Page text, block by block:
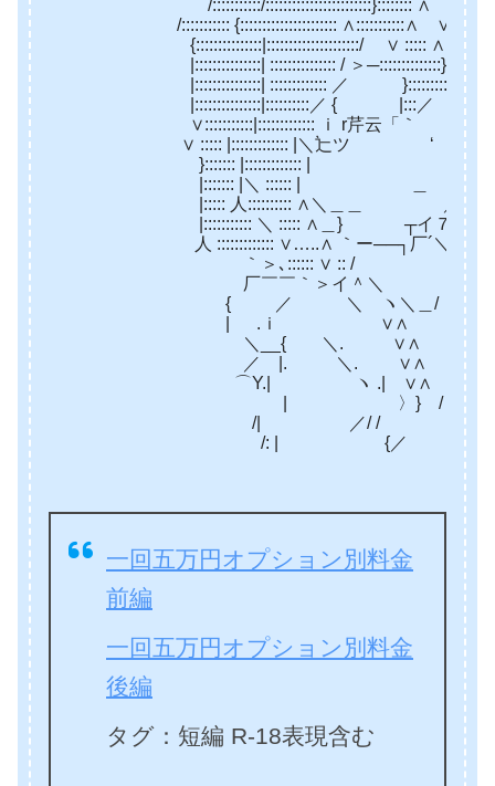
/:::::::::::/::::::::::::::::::::::::}:::::::: ∧
/::::::::::: {:::::::::::::::::::::: ∧:::::::::::∧ ∨
{:::::::::::::::|:::::::::::::::::::::/ ∨ ::::: ∧r ∨─ミ
|:::::::::::::::| ::::::::::::::: / ＞─::::::::::::::} ∨∧
|:::::::::::::::| ::::::::::::: ／ }:::::::::／芹云ミ
|:::::::::::::::|::::::::::／ { |:::／ 辷ﾂ
∨:::::::::::|::::::::::::: ｉ r芹云「
∨ ::::: |::::::::::::: |＼辷ツ ‘
}::::::: |::::::::::::: | ﾉ
|::::::: |＼ :::::: | ＿ ノ ／ｉ
|::::: 人:::::::::: ∧＼＿＿ ／/
|::::::::::: ＼ ::::: ∧＿} ┬イ７}’
人 ::::::::::::: ∨…..∧ ｀ー──┐厂´＼人:::/
｀＞､:::::: ∨ :: / { { ∨
厂￣￣｀＞イ＾＼ │＼ ＞ﾆ三
{ ／ ＼ ヽ＼＿/ У
| .ｉ ∨∧ 幺イ´／￣_
＼__{ ＼. ∨∧ ｀￣´（／＼
／ |. ＼. ∨∧ ∨ Y´
⌒Y.| ヽ .| ∨∧
| 〉} / ＼＿＿ 人＿
/| ／/
/: | {
一回五万円オプション別料金
前編
一回五万円オプション別料金
後編
タグ：短編 R-18表現含む